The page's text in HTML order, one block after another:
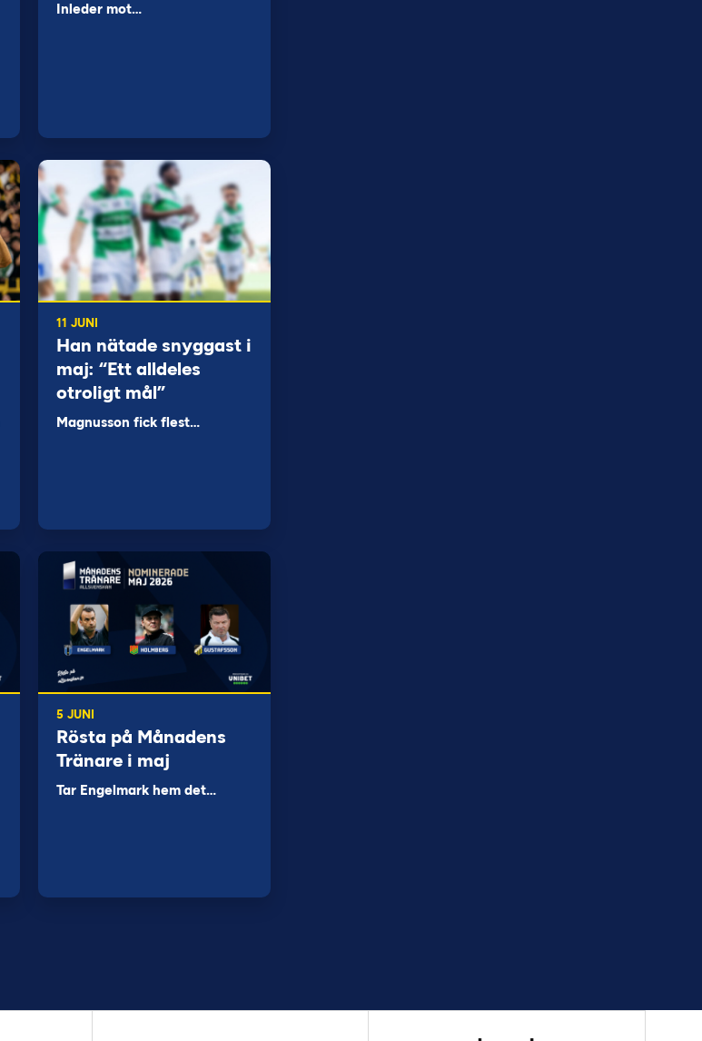
Inleder mot…
11 JUNI
Han nätade snyggast i
maj: “Ett alldeles
otroligt mål”
Magnusson fick flest…
5 JUNI
Rösta på Månadens
Tränare i maj
Tar Engelmark hem det…